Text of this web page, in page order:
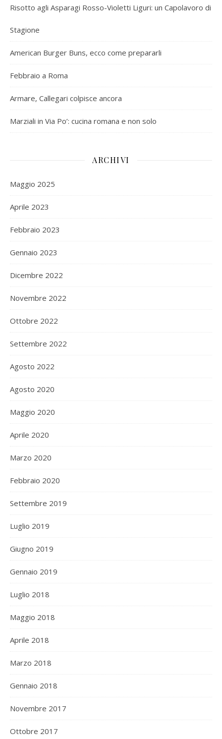
Risotto agli Asparagi Rosso-Violetti Liguri: un Capolavoro di
Stagione
American Burger Buns, ecco come prepararli
Febbraio a Roma
Armare, Callegari colpisce ancora
Marziali in Via Po’: cucina romana e non solo
ARCHIVI
Maggio 2025
Aprile 2023
Febbraio 2023
Gennaio 2023
Dicembre 2022
Novembre 2022
Ottobre 2022
Settembre 2022
Agosto 2022
Agosto 2020
Maggio 2020
Aprile 2020
Marzo 2020
Febbraio 2020
Settembre 2019
Luglio 2019
Giugno 2019
Gennaio 2019
Luglio 2018
Maggio 2018
Aprile 2018
Marzo 2018
Gennaio 2018
Novembre 2017
Ottobre 2017